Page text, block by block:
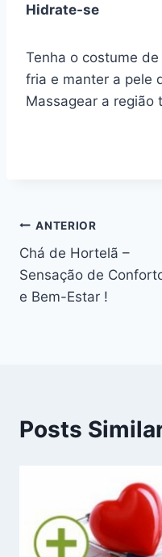
Hidrate-se
Tenha o costume
fria e manter a pele
Massagear a região
Navegação
de
Post
ANTERIOR
Chá de Hortelã –
Sensação de
e Bem-Estar !
Posts